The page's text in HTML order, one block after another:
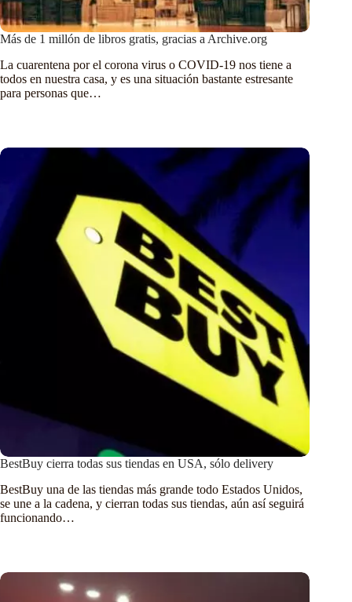
Más de 1 millón de libros gratis, gracias a Archive.org
La cuarentena por el corona virus o COVID-19 nos tiene a
todos en nuestra casa, y es una situación bastante estresante
para personas que…
BestBuy cierra todas sus tiendas en USA, sólo delivery
BestBuy una de las tiendas más grande todo Estados Unidos,
se une a la cadena, y cierran todas sus tiendas, aún así seguirá
funcionando…